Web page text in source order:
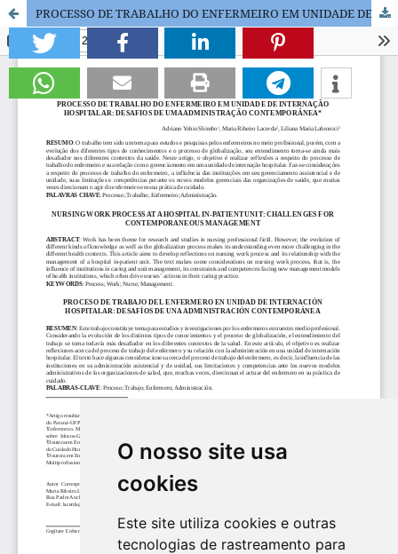
O nosso site usa
cookies
Este site utiliza cookies e outras
tecnologias de rastreamento para
PROCESSO DE TRABALHO DO ENFERMEIRO EM UNIDADE DE INTERNAÇÃO HOSPITALAR:DESAFIOS DE UMA ADMINISTRAÇÃO CONTEMPORÂNEA